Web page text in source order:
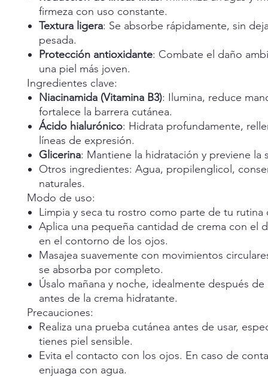
firmeza con uso constante.
Textura ligera: Se absorbe rápidamente, sin
pesada.
Protección antioxidante: Combate el daño
una piel más joven.
Ingredientes clave:
Niacinamida (Vitamina B3): Ilumina, reduce
fortalece la barrera cutánea.
Ácido hialurónico: Hidrata profundamente,
líneas de expresión.
Glicerina: Mantiene la hidratación y previene la
Otros ingredientes: Agua, propilenglicol,
naturales.
Modo de uso:
Limpia y seca tu rostro como parte de tu rutina
Aplica una pequeña cantidad de crema con el
en el contorno de los ojos.
Masajea suavemente con movimientos
se absorba por completo.
Úsalo mañana y noche, idealmente después de
antes de la crema hidratante.
Precauciones:
Realiza una prueba cutánea antes de usar,
tienes piel sensible.
Evita el contacto con los ojos. En caso de
enjuaga con agua.